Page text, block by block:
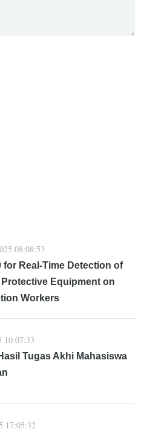
08:08:53
for Real-Time Detection of
Protective Equipment on
Workers
10:07:33
Tugas Akhi Mahasiswa
17:05:32